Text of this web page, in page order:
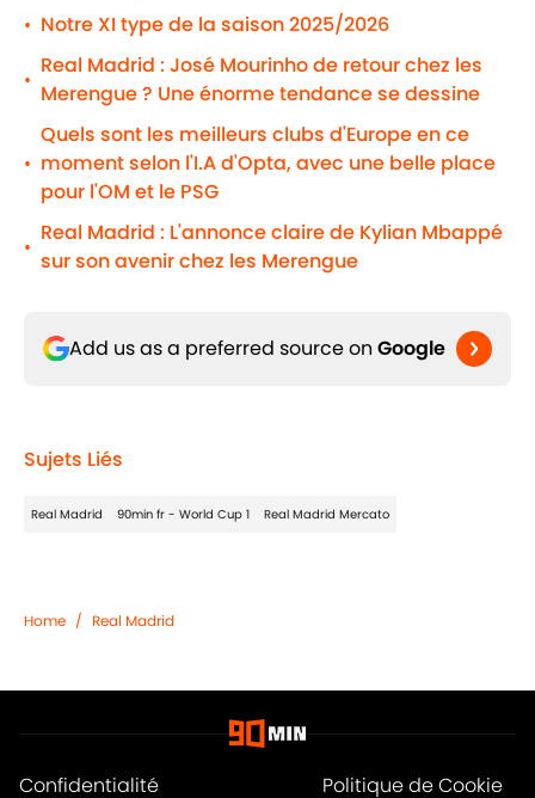
• Notre XI type de la saison 2025/2026
•
Real Madrid : José Mourinho de retour chez les
Merengue ? Une énorme tendance se dessine
•
Quels sont les meilleurs clubs d'Europe en ce
moment selon l'I.A d'Opta, avec une belle place
pour l'OM et le PSG
•
Real Madrid : L'annonce claire de Kylian Mbappé
sur son avenir chez les Merengue
Add us as a preferred source on Google
Sujets Liés
Real Madrid 90min fr - World Cup 1 Real Madrid Mercato
Home / Real Madrid
Confidentialité Politique de Cookie